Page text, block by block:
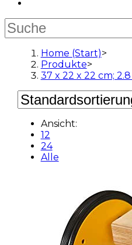
Home (Start)>
Produkte>
37 x 22 x 22 cm;
Ansicht:
12
24
Alle